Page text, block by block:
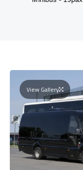
View Gallery